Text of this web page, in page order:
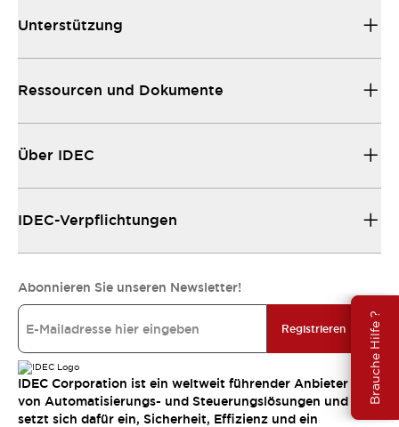
Brauche Hilfe ?
Unterstützung
Ressourcen und Dokumente
Über IDEC
IDEC-Verpflichtungen
Abonnieren Sie unseren Newsletter!
Registrieren
IDEC Corporation ist ein weltweit führender Anbieter
von Automatisierungs- und Steuerungslösungen und
setzt sich dafür ein, Sicherheit, Effizienz und ein